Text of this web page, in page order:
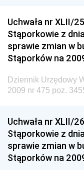
Dziennik
Narodowego i
Dziennik
Dziennik
Dziennik
Narodowego i
Dziennik
Społecznej
Uchwała nr XLII/
Stąporkowie z
sprawie zmian w
Stąporków na
Dziennik Urzędowy
2009 nr 475 poz.
Uchwała nr XLII/
Stąporkowie z
sprawie zmian w
Stąporków na